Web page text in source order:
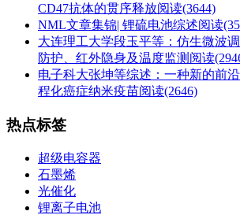
CD47抗体的贯序释放阅读(3644)
NML文章集锦| 锂硫电池综述阅读
大连理工大学段玉平等：仿生微波
防护、红外隐身及温度监测 阅读
电子科大张坤等综述：一种新的前
程化癌症纳米疫苗阅读(2646)
热点标签
超级电容器
石墨烯
光催化
锂离子电池